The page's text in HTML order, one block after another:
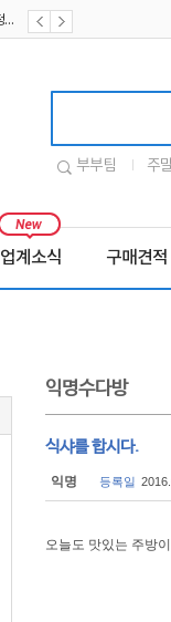
[공지] [호텔업] 개인정보 처리방침 개정본1 (19.09.02)
부부팀 주
업계소식 구매견적
익명수다방
식샤를 합시다.
익명 등록일
오늘도 맛있는 주방